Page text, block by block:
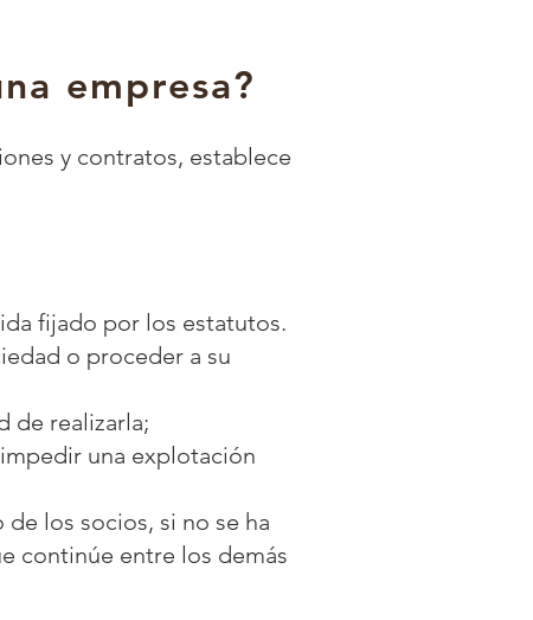
empresa?
y contratos, establece
fijado por los estatutos.
o proceder a su
de realizarla;
una explotación
los socios, si no se ha
continúe entre los demás